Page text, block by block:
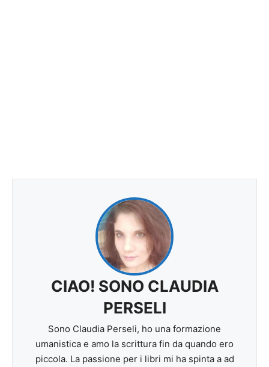
CIAO! SONO CLAUDIA
PERSELI
Sono Claudia Perseli, ho una formazione
umanistica e amo la scrittura fin da quando ero
piccola. La passione per i libri mi ha spinta a ad